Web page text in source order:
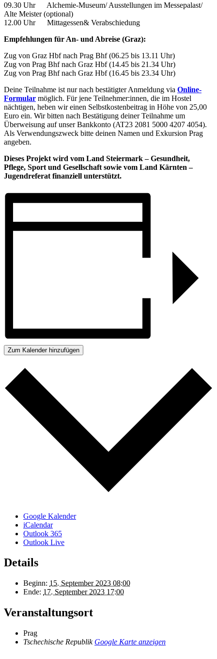
09.30 Uhr Alchemie-Museum/ Ausstellungen im Messepalast/
Alte Meister (optional)
12.00 Uhr Mittagessen& Verabschiedung
Empfehlungen für An- und Abreise (Graz):
Zug von Graz Hbf nach Prag Bhf (06.25 bis 13.11 Uhr)
Zug von Prag Bhf nach Graz Hbf (14.45 bis 21.34 Uhr)
Zug von Prag Bhf nach Graz Hbf (16.45 bis 23.34 Uhr)
Deine Teilnahme ist nur nach bestätigter Anmeldung via Online-
Formular möglich. Für jene Teilnehmer:innen, die im Hostel
nächtigen, heben wir einen Selbstkostenbeitrag in Höhe von 25,00
Euro ein. Wir bitten nach Bestätigung deiner Teilnahme um
Überweisung auf unser Bankkonto (AT23 2081 5000 4207 4054).
Als Verwendungszweck bitte deinen Namen und Exkursion Prag
angeben.
Dieses Projekt wird vom Land Steiermark – Gesundheit,
Pflege, Sport und Gesellschaft sowie vom Land Kärnten –
Jugendreferat finanziell unterstützt.
Zum Kalender hinzufügen
Google Kalender
iCalendar
Outlook 365
Outlook Live
Details
Beginn: 15. September 2023 08:00
Ende: 17. September 2023 17:00
Veranstaltungsort
Prag
Tschechische Republik Google Karte anzeigen